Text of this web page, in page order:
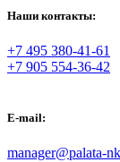
Наши контакты:
+7 495 380-41-61
+7 905 554-36-42
E-mail:
manager@palata-